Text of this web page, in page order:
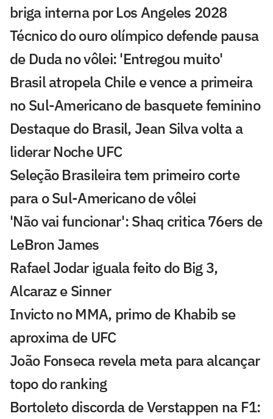
briga interna por Los Angeles 2028
Técnico do ouro olímpico defende pausa
de Duda no vôlei: 'Entregou muito'
Brasil atropela Chile e vence a primeira
no Sul-Americano de basquete feminino
Destaque do Brasil, Jean Silva volta a
liderar Noche UFC
Seleção Brasileira tem primeiro corte
para o Sul-Americano de vôlei
'Não vai funcionar': Shaq critica 76ers de
LeBron James
Rafael Jodar iguala feito do Big 3,
Alcaraz e Sinner
Invicto no MMA, primo de Khabib se
aproxima de UFC
João Fonseca revela meta para alcançar
topo do ranking
Bortoleto discorda de Verstappen na F1: